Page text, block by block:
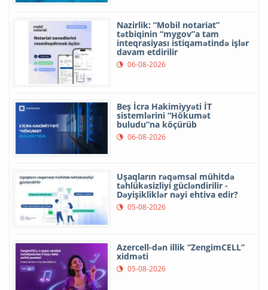
Nazirlik: “Mobil notariat”
tətbiqinin “mygov”a tam
inteqrasiyası istiqamətində işlər
davam etdirilir
06-08-2026
Beş İcra Hakimiyyəti İT
sistemlərini “Hökumət
buludu”na köçürüb
06-08-2026
Uşaqların rəqəmsal mühitdə
təhlükəsizliyi gücləndirilir -
Dəyişikliklər nəyi ehtiva edir?
05-08-2026
Azercell-dən illik “ZengimCELL”
xidməti
05-08-2026